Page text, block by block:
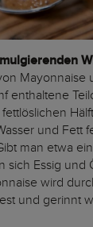
Mayonnaise
enthaltene
und Fett
man etwa
sich Essig und
wird
und gerinnt